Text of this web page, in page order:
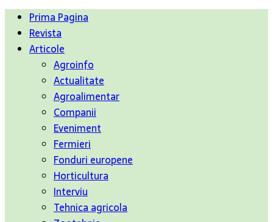
Prima Pagina
Revista
Articole
Agroinfo
Actualitate
Agroalimentar
Companii
Eveniment
Fermieri
Fonduri europene
Horticultura
Interviu
Tehnica agricola